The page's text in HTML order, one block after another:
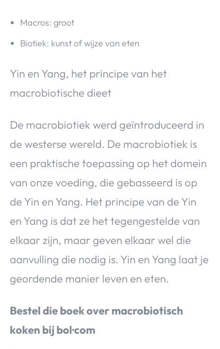
Macros: groot
Biotiek: kunst of wijze van eten
Yin en Yang, het principe van het
macrobiotische dieet
De macrobiotiek werd geïntroduceerd in
de westerse wereld. De macrobiotiek is
een praktische toepassing op het domein
van onze voeding, die gebasseerd is op
de Yin en Yang. Het principe van de Yin
en Yang is dat ze het tegengestelde van
elkaar zijn, maar geven elkaar wel die
aanvulling die nodig is. Yin en Yang laat je
geordende manier leven en eten.
Bestel die boek over macrobiotisch
koken bij bol·com